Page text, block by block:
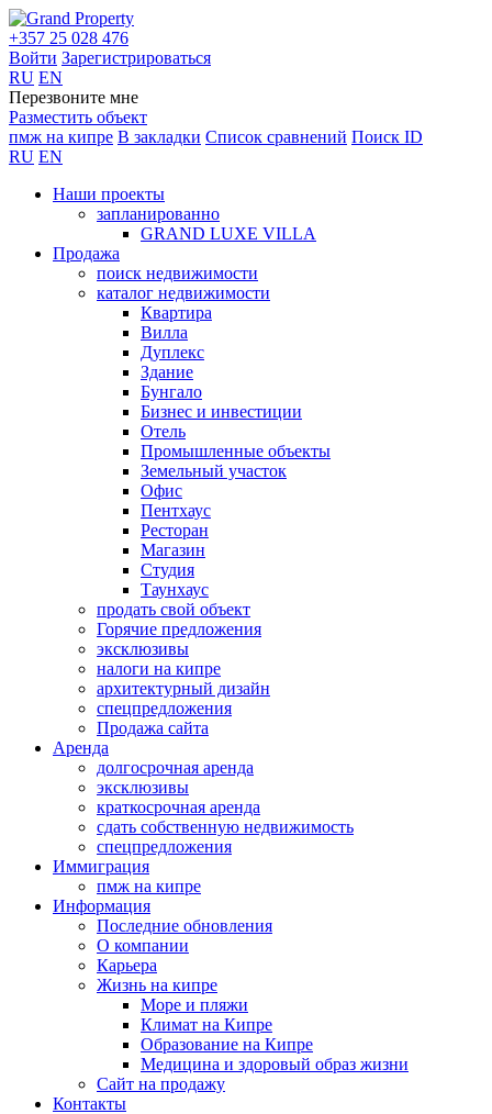
+357 25 028 476
Войти Зарегистрироваться
RU EN
Перезвоните мне
Разместить объект
пмж на кипре В закладки Список сравнений Поиск ID
RU EN
Наши проекты
запланированно
GRAND LUXE VILLA
Продажа
поиск недвижимости
каталог недвижимости
Квартира
Вилла
Дуплекс
Здание
Бунгало
Бизнес и инвестиции
Отель
Промышленные объекты
Земельный участок
Офис
Пентхаус
Ресторан
Магазин
Студия
Таунхаус
продать свой объект
Горячие предложения
эксклюзивы
налоги на кипре
архитектурный дизайн
спецпредложения
Продажа сайта
Аренда
долгосрочная аренда
эксклюзивы
краткосрочная аренда
сдать собственную недвижимость
спецпредложения
Иммиграция
пмж на кипре
Информация
Последние обновления
О компании
Карьера
Жизнь на кипре
Море и пляжи
Климат на Кипре
Образование на Кипре
Медицина и здоровый образ жизни
Сайт на продажу
Контакты